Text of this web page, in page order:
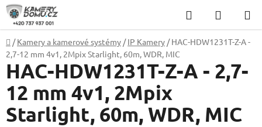
Přejít
obsah
Hledat
KOŠÍK
Domů
/ Kamery a kamerové systémy / IP Kamery / HAC-HDW1231T-Z-A -
2,7-12 mm 4v1, 2Mpix Starlight, 60m, WDR, MIC
HAC-HDW1231T-Z-A - 2,7-
12 mm 4v1, 2Mpix
Starlight, 60m, WDR, MIC